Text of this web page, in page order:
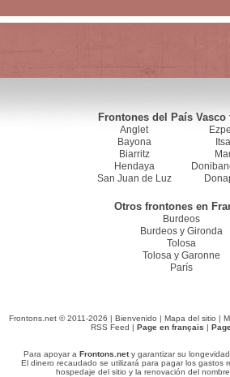
Frontones del País Vasco
Anglet
Bayona
Biarritz
Hendaya
San Juan de Luz
Otros frontones en
Burdeos
Burdeos y Gironda
Tolosa
Tolosa y Garonne
París
Frontons.net © 2011-2026 | Bienvenido | Mapa del sitio |
RSS Feed | Page en français |
Para apoyar a Frontons.nety garantizar su
El dinero recaudado se utilizará para pagar los gastos
hospedaje del sitio y la renovación del